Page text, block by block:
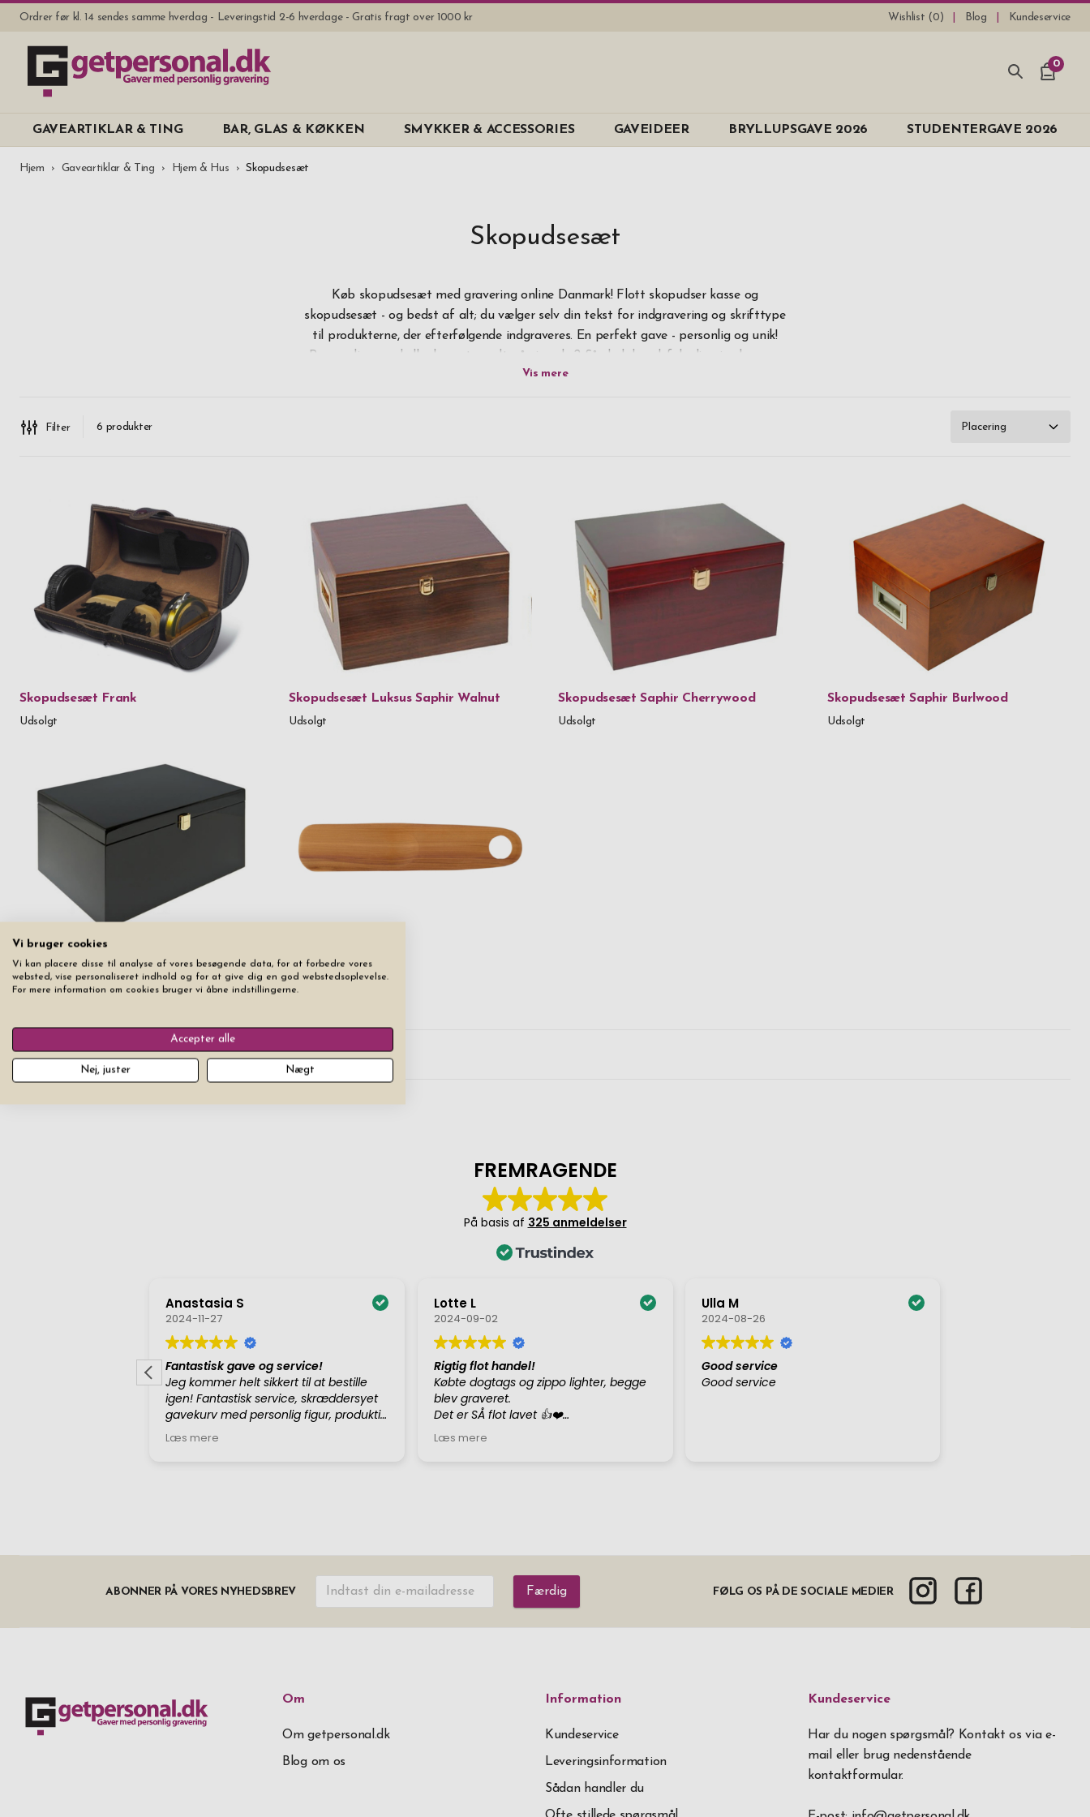
Ordrer før kl. 14 sendes samme hverdag - Leveringstid 2-6 hverdage - Gratis fragt over 1000 kr Wishlist (0) Blog Kundeservice
0
GAVEARTIKLAR & TING BAR, GLAS & KØKKEN SMYKKER & ACCESSORIES GAVEIDEER BRYLLUPSGAVE 2026 STUDENTERGAVE 2026
Hjem Gaveartiklar & Ting Hjem & Hus Skopudsesæt
Skopudsesæt
Køb skopudsesæt med gravering online Danmark! Flott skopudser kasse og
skopudsesæt - og bedst af alt; du vælger selv din tekst for indgravering og skrifttype
til produkterne, der efterfølgende indgraveres. En perfekt gave - personlig og unik!
unik og ganske anvendelig gave - en skopudsekasse eller et skopuds sæt med en
Filter 6 produkter
GP
Træ
Pris
Skopudsesæt Frank
Udsolgt
Skopudsesæt Luksus Saphir Walnut
Udsolgt
Skopudsesæt Saphir Cherrywood
Udsolgt
Skopudsesæt Saphir Burlwood
Udsolgt
Skopudsesæt Distinctivo Saphir Black
Pris fra 5.799 kr
Skohorn Bøgetræ
Udsolgt
Filter 6produkter
ABONNER PÅ VORES NYHEDSBREV Færdig FØLG OS PÅ DE SOCIALE MEDIER
Om
Om getpersonal.dk
Blog om os
Information
Kundeservice
Leveringsinformation
Sådan handler du
Kundeservice
Har du nogen spørgsmål? Kontakt os via e-
mail eller brug nedenstående
kontaktformular.
Vi bruger cookies
Vi kan placere disse til analyse af vores besøgende data, for at forbedre vores
websted, vise personaliseret indhold og for at give dig en god webstedsoplevelse.
For mere information om cookies bruger vi åbne indstillingerne.
Accepter alle
Nej, juster Nægt